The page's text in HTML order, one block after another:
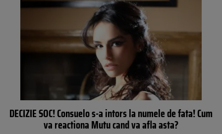
DECIZIE SOC! Consuelo s-a intors la numele de fata! Cum
va reactiona Mutu cand va afla asta?